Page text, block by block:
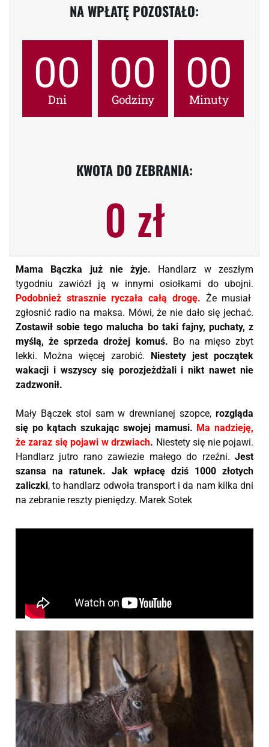
NA WPŁATĘ POZOSTAŁO:
00
Dni
00
Godziny
00
Minuty
KWOTA DO ZEBRANIA:
0 zł
Mama Bączka już nie żyje. Handlarz w zeszłym
tygodniu zawiózł ją w innymi osiołkami do ubojni.
Podobnież strasznie ryczała całą drogę. Że musiał
zgłosnić radio na maksa. Mówi, że nie dało się jechać.
Zostawił sobie tego malucha bo taki fajny, puchaty, z
myślą, że sprzeda drożej komuś. Bo na mięso zbyt
lekki. Można więcej zarobić. Niestety jest początek
wakacji i wszyscy się porozjeżdżali i nikt nawet nie
zadzwonił.
Mały Bączek stoi sam w drewnianej szopce, rozgląda
się po kątach szukając swojej mamusi. Ma nadzieję,
że zaraz się pojawi w drzwiach. Niestety się nie pojawi.
Handlarz jutro rano zawiezie małego do rzeźni. Jest
szansa na ratunek. Jak wpłacę dziś 1000 złotych
zaliczki, to handlarz odwoła transport i da nam kilka dni
na zebranie reszty pieniędzy. Marek Sotek